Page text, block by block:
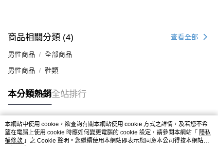
商品相關分類 (4) 查看全部
男性商品 全部商品
男性商品 鞋類
本分類熱銷全站排行
熱門標籤
本網站中使用 cookie，欲查詢有關本網站使用 cookie 方式之詳情，及若您不希
望在電腦上使用 cookie 時應如何變更電腦的 cookie 設定，請參閱本網站「 隱私
權條款 」之 Cookie 聲明。您繼續使用本網站即表示您同意本公司得按本網站使